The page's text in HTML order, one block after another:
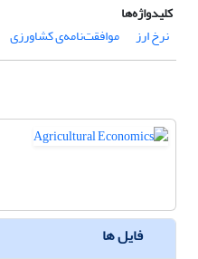
کلیدواژه‌ها
نرخ ارز
موافقت‌نامه‌ی کشاورزی
فایل ها